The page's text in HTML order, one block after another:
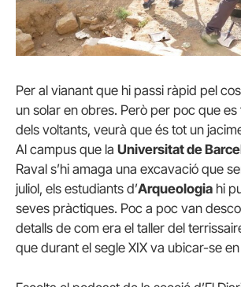
Per al vianant que hi passi ràpid pel
un solar en obres. Però per poc que es
dels voltants, veurà que és tot un
Al campus que la Universitat de
Raval s’hi amaga una excavació que
juliol, els estudiants d’Arqueologia hi
seves pràctiques. Poc a poc van
detalls de com era el taller del
que durant el segle XIX va ubicar-se